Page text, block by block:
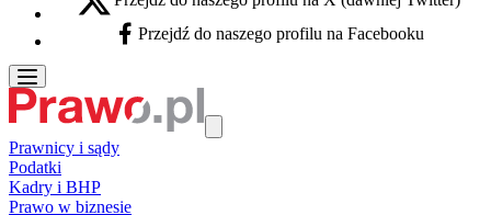
X - otwiera się w nowej karcie
Facebook - otwiera się w nowej karcie
Przejdź do naszego profilu na Facebooku
Prawnicy i sądy
Podatki
Kadry i BHP
Prawo w biznesie